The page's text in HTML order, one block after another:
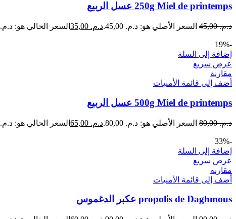
250g Miel de printemps عسل الربيع
د.م.45,00 السعر الأصلي هو: د.م. 45,00. د.م. السعر الحالي هو: د.م. 35,00.
-19%
إضافة إلى السلة
عرض سريع
مقارنة
أضف إلى قائمة الأمنيات
500g Miel de printemps عسل الربيع
د.م.80,00 السعر الأصلي هو: د.م. 80,00. د.م. السعر الحالي هو: د.م. 65,00.
-33%
إضافة إلى السلة
عرض سريع
مقارنة
أضف إلى قائمة الأمنيات
propolis de Daghmous عكبر الدغموس